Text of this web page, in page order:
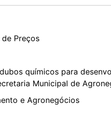
Preços
químicos para
Municipal de
e Agronegócios